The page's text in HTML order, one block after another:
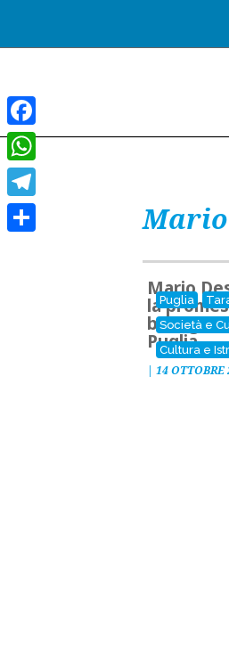
Puglia
Società e
Cultura e
Mario
la
bottiglia
Puglia
| 14 OTTOBRE
Facebook
WhatsApp
Telegram